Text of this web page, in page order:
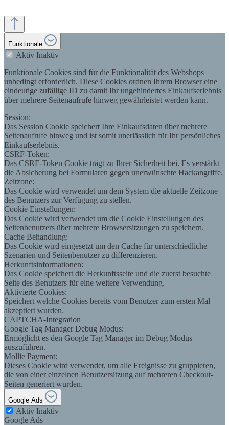
Funktionale
Aktiv Inaktiv
Funktionale Cookies sind für die Funktionalität des Webshops
unbedingt erforderlich. Diese Cookies ordnen Ihrem Browser eine
eindeutige zufällige ID zu damit Ihr ungehindertes Einkaufserlebnis
über mehrere Seitenaufrufe hinweg gewährleistet werden kann.
Session:
Das Session Cookie speichert Ihre Einkaufsdaten über mehrere
Seitenaufrufe hinweg und ist somit unerlässlich für Ihr persönliches
Einkaufserlebnis.
CSRF-Token:
Das CSRF-Token Cookie trägt zu Ihrer Sicherheit bei. Es verstärkt
die Absicherung bei Formularen gegen unerwünschte Hackangriffe.
Zeitzone:
Das Cookie wird verwendet um dem System die aktuelle Zeitzone
des Benutzers zur Verfügung zu stellen.
Cookie Einstellungen:
Das Cookie wird verwendet um die Cookie Einstellungen des
Seitenbenutzers über mehrere Browsersitzungen zu speichern.
Cache Behandlung:
Das Cookie wird eingesetzt um den Cache für unterschiedliche
Szenarien und Seitenbenutzer zu differenzieren.
Herkunftsinformationen:
Das Cookie speichert die Herkunftsseite und die zuerst besuchte
Seite des Benutzers für eine weitere Verwendung.
Aktivierte Cookies:
Speichert welche Cookies bereits vom Benutzer zum ersten Mal
akzeptiert wurden.
CAPTCHA-Integration
Google Tag Manager Debug Modus:
Ermöglicht es den Google Tag Manager im Debug Modus
auszuführen.
Mollie Payment:
Dieses Cookie wird verwendet, um alle Ereignisse zu gruppieren,
die von einer einzelnen Benutzersitzung auf mehreren Checkout-
Seiten generiert wurden.
Google Ads
Aktiv Inaktiv
Google Ads